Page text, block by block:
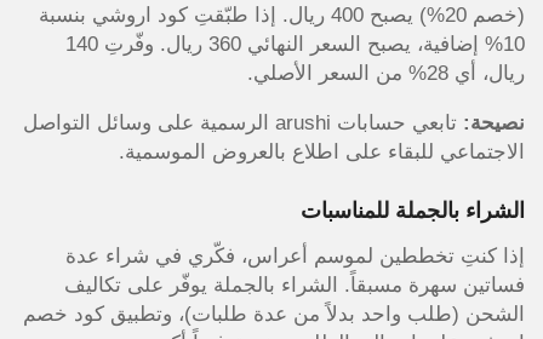
(خصم 20%) يصبح 400 ريال. إذا طبّقتِ كود اروشي بنسبة
10% إضافية، يصبح السعر النهائي 360 ريال. وفّرتِ 140
ريال، أي 28% من السعر الأصلي.
نصيحة:
تابعي حسابات arushi الرسمية على وسائل التواصل
الاجتماعي للبقاء على اطلاع بالعروض الموسمية.
الشراء بالجملة للمناسبات
إذا كنتِ تخططين لموسم أعراس، فكّري في شراء عدة
فساتين سهرة مسبقاً. الشراء بالجملة يوفّر على تكاليف
الشحن (طلب واحد بدلاً من عدة طلبات)، وتطبيق كود خصم